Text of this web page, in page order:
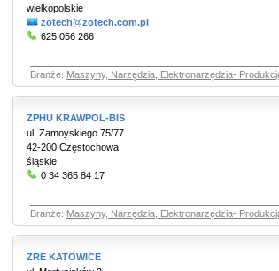
wielkopolskie
zotech@zotech.com.pl
625 056 266
Branże: Maszyny, Narzędzia, Elektronarzędzia-
ZPHU KRAWPOL-BIS
ul. Zamoyskiego 75/77
42-200 Częstochowa
śląskie
0 34 365 84 17
Branże: Maszyny, Narzędzia, Elektronarzędzia-
ZRE KATOWICE